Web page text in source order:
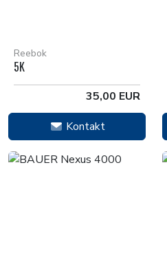
Reebok
5K
35,00 EUR
Kontakt